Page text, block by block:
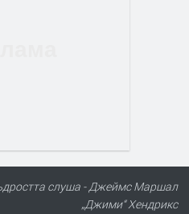
слуша - Джеймс Маршал
„Джими“ Хендрикс